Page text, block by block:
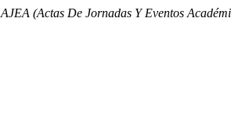
AJEA (Actas De Jornadas Y Eventos